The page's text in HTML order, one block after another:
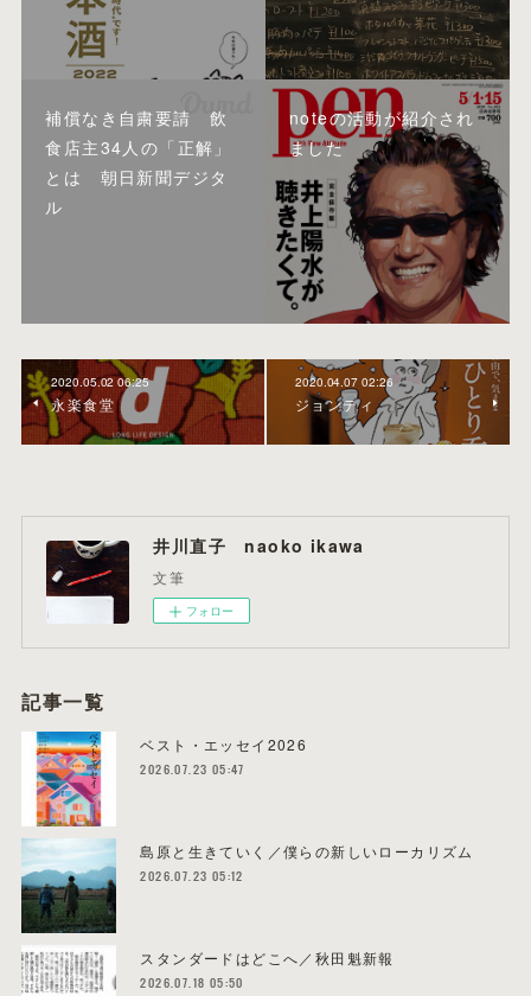
補償なき自粛要請 飲
食店主34人の「正解」
とは 朝日新聞デジタ
ル
noteの活動が紹介され
ました
2020.05.02 06:25
永楽食堂
2020.04.07 02:26
ジョンティ
井川直子 naoko ikawa
文筆
フォロー
記事一覧
ベスト・エッセイ2026
2026.07.23 05:47
島原と生きていく／僕らの新しいローカリズム
2026.07.23 05:12
スタンダードはどこへ／秋田魁新報
2026.07.18 05:50